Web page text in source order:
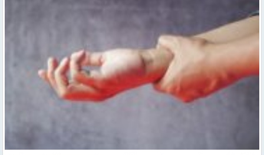
Plaukstas locītavas sastiepums: kā to novērst, atpazīt un veiksmīgi